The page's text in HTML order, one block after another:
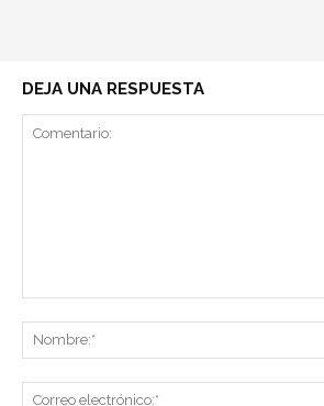
DEJA UNA RESPUESTA